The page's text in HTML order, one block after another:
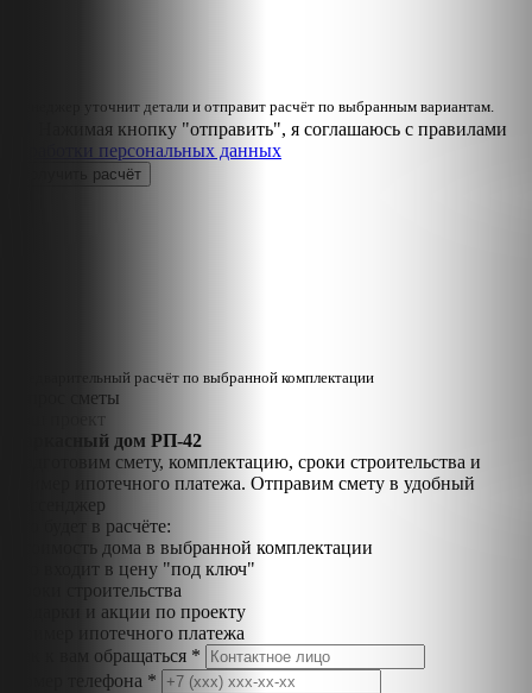
Менеджер уточнит детали и отправит расчёт по выбранным вариантам.
Нажимая кнопку "отправить", я соглашаюсь с правилами
обработки персональных данных
Предварительный расчёт по выбранной комплектации
Запрос сметы
Каркасный дом РП-42
Подготовим смету, комплектацию, сроки строительства и
пример ипотечного платежа. Отправим смету в удобный
мессенджер
Что будет в расчёте:
Стоимость дома в выбранной комплектации
Что входит в цену "под ключ"
Сроки строительства
Подарки и акции по проекту
Пример ипотечного платежа
Как к вам обращаться *
Номер телефона *